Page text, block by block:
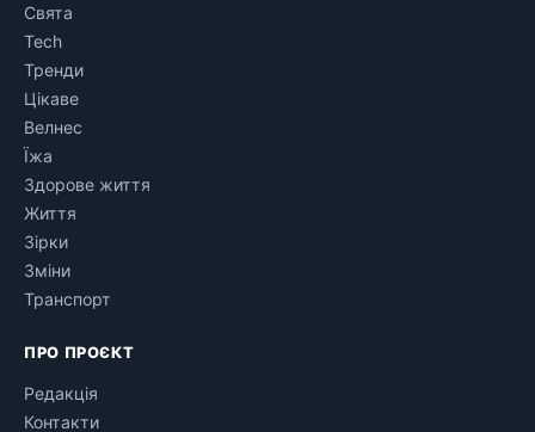
Свята
Tech
Тренди
Цікаве
Велнес
Їжа
Здорове життя
Життя
Зірки
Зміни
Транспорт
ПРО ПРОЄКТ
Редакція
Контакти